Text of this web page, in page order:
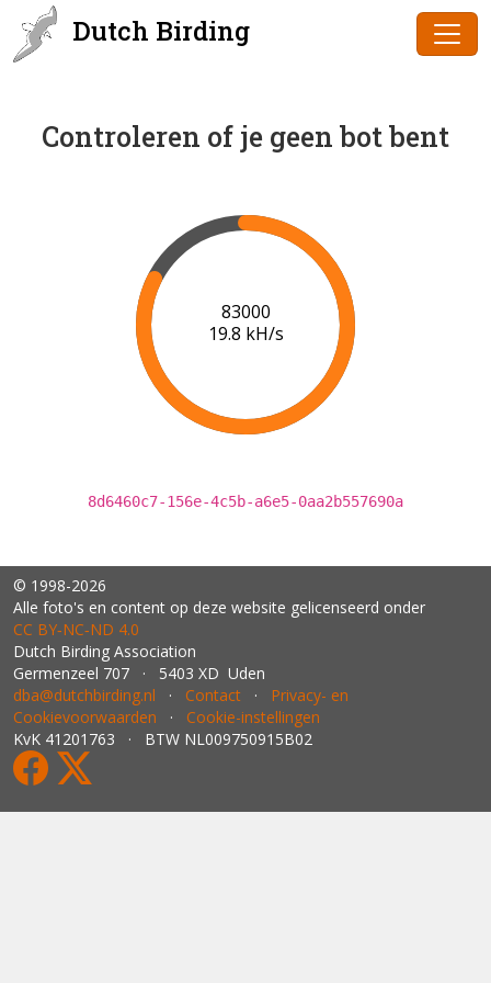
Dutch Birding
Controleren of je geen bot bent
85000
19.9 kH/s
8d6460c7-156e-4c5b-a6e5-0aa2b557690a
© 1998-2026
Alle foto's en content op deze website gelicenseerd onder
CC BY‑NC‑ND 4.0
Dutch Birding Association
Germenzeel 707 · 5403 XD Uden
dba@dutchbirding.nl · Contact · Privacy- en
Cookievoorwaarden · Cookie-instellingen
KvK 41201763 · BTW NL009750915B02